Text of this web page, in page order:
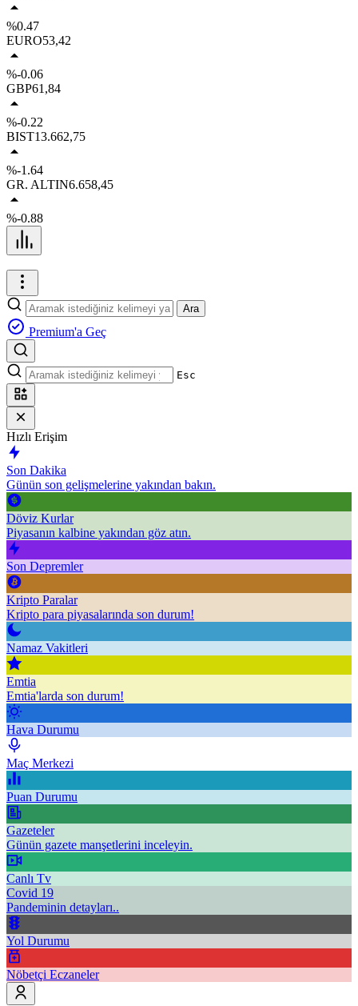
%0.47
EURO53,42
%-0.06
GBP61,84
%-0.22
BIST13.662,75
%-1.64
GR. ALTIN6.658,45
%-0.88
Ara
Premium'a Geç
Esc
Hızlı Erişim
Son Dakika
Günün son gelişmelerine yakından bakın.
Döviz Kurlar
Piyasanın kalbine yakından göz atın.
Son Depremler
Kripto Paralar
Kripto para piyasalarında son durum!
Namaz Vakitleri
Emtia
Emtia'larda son durum!
Hava Durumu
Maç Merkezi
Puan Durumu
Gazeteler
Günün gazete manşetlerini inceleyin.
Canlı Tv
Covid 19
Pandeminin detayları..
Yol Durumu
Nöbetçi Eczaneler